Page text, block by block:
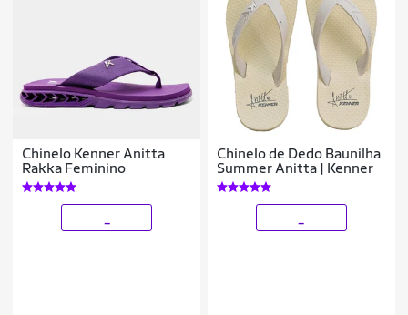
Chinelo Kenner Anitta
Rakka Feminino
Chinelo de Dedo Baunilha
Summer Anitta | Kenner